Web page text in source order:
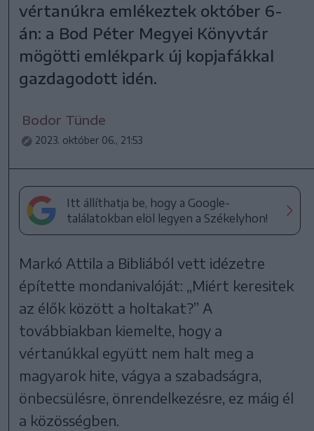
vértanúkra emlékeztek október 6-
án: a Bod Péter Megyei Könyvtár
mögötti emlékpark új kopjafákkal
gazdagodott idén.
Bodor Tünde
2023. október 06., 21:53
Itt állíthatja be, hogy a Google-
találatokban elöl legyen a Székelyhon!
Markó Attila a Bibliából vett idézetre
építette mondanivalóját: „Miért keresitek
az élők között a holtakat?” A
továbbiakban kiemelte, hogy a
vértanúkkal együtt nem halt meg a
magyarok hite, vágya a szabadságra,
önbecsülésre, önrendelkezésre, ez máig él
a közösségben.